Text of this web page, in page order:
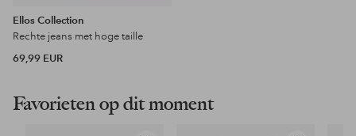
Ellos Collection
Rechte jeans met hoge taille
69,99 EUR
Favorieten op dit moment